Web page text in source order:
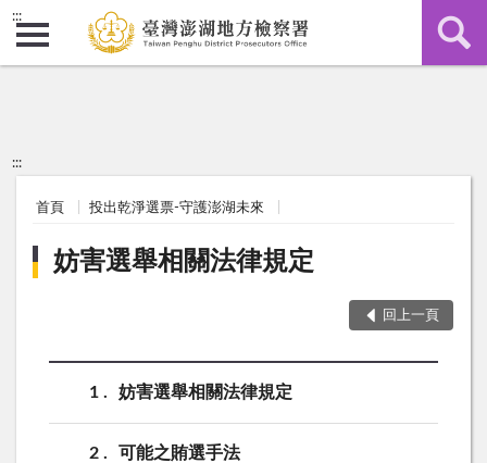
:::
:::
首頁 投出乾淨選票-守護澎湖未來
妨害選舉相關法律規定
回上一頁
1 妨害選舉相關法律規定
2 可能之賄選手法